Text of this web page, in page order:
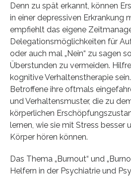
Denn zu spät erkannt, können
in einer depressiven Erkrankung
empfiehlt das eigene
Delegationsmöglichkeiten für
oder auch mal „Nein“ zu sagen
Überstunden zu vermeiden.
kognitive Verhaltenstherapie
Betroffene ihre oftmals
und Verhaltensmuster, die zu
körperlichen
lernen, wie sie mit Stress besser
Körper hören können.
Das Thema „Burnout“ und
Helfern in der Psychiatrie und